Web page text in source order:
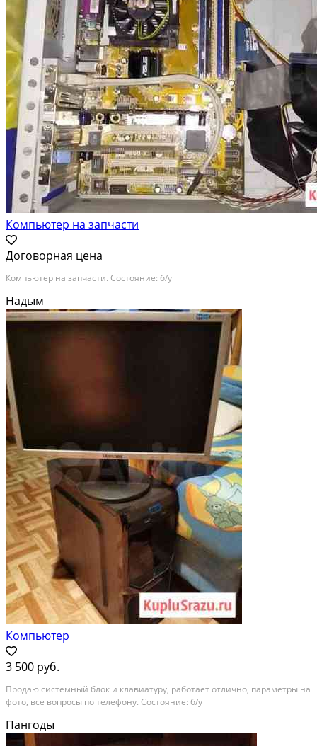
Компьютер на запчасти
Договорная цена
Компьютер на запчасти. Состояние: б/у
Надым
Компьютер
3 500 руб.
Продаю системный блок и клавиатуру, работает отлично, параметры на
фото, все вопросы по телефону. Состояние: б/у
Пангоды